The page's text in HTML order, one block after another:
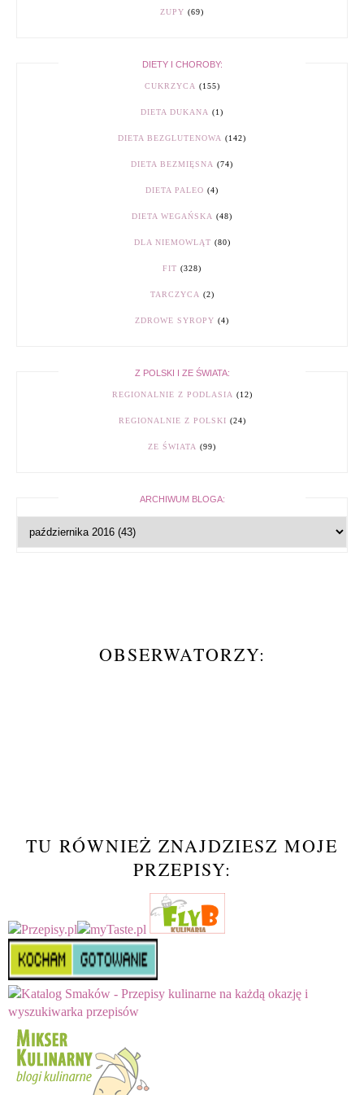
ZUPY (69)
DIETY I CHOROBY:
CUKRZYCA (155)
DIETA DUKANA (1)
DIETA BEZGLUTENOWA (142)
DIETA BEZMIĘSNA (74)
DIETA PALEO (4)
DIETA WEGAŃSKA (48)
DLA NIEMOWLĄT (80)
FIT (328)
TARCZYCA (2)
ZDROWE SYROPY (4)
Z POLSKI I ZE ŚWIATA:
REGIONALNIE Z PODLASIA (12)
REGIONALNIE Z POLSKI (24)
ZE ŚWIATA (99)
ARCHIWUM BLOGA:
OBSERWATORZY:
TU RÓWNIEŻ ZNAJDZIESZ MOJE
PRZEPISY: